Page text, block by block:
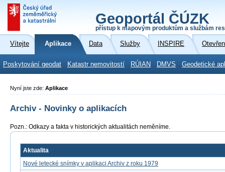
Geoportál ČÚZK
přístup k mapovým produktům a službám
Vítejte Aplikace Data Služby INSPIRE
Poskytování geodat Katastr nemovitostí RÚIAN DMVS Geodetické
Nyní jste zde: Aplikace
Archiv - Novinky o aplikacích
Pozn.: Odkazy a fakta v historických aktualitách neměníme.
Aktualita
Nové letecké snímky v aplikaci Archiv z roku 1979